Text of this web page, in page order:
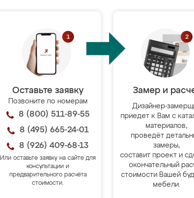
Оставьте заявку
Позвоните по номерам
8 (800) 511-89-55
8 (495) 665-24-01
8 (926) 409-68-13
Или оставьте заявку на сайте для
консультации и
предварительного расчёта
стоимости.
Замер и
Дизайнер-
приедет к Вам с
материалов,
проведёт
замеры,
составит проект и
окончательный
стоимости Вашей
мебели.